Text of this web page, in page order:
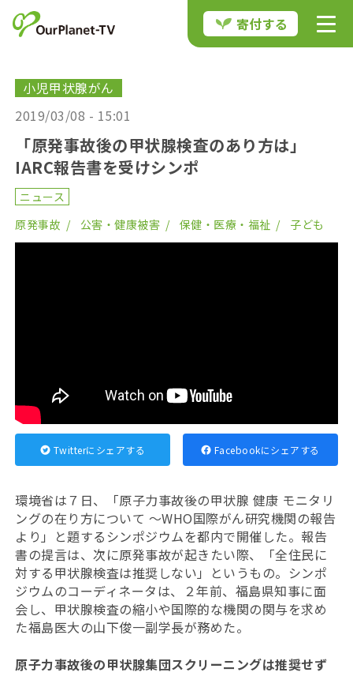
寄付する
小児甲状腺がん
2019/03/08 - 15:01
「原発事故後の甲状腺検査のあり方は」
IARC報告書を受けシンポ
ニュース
原発事故
公害・健康被害 保健・医療・福祉 子ども
Twitterにシェアする Facebookにシェアする
環境省は７日、「原子力事故後の甲状腺 健康 モニタリ
ングの在り方について ～WHO国際がん研究機関の報告
より」と題するシンポジウムを都内で開催した。報告
書の提言は、次に原発事故が起きたい際、「全住民に
対する甲状腺検査は推奨しない」というもの。シンポ
ジウムのコーディネータは、２年前、福島県知事に面
会し、甲状腺検査の縮小や国際的な機関の関与を求め
た福島医大の山下俊一副学長が務めた。
原子力事故後の甲状腺集団スクリーニングは推奨せず